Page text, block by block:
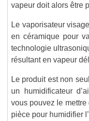
vapeur doit alors être
Le vaporisateur
en céramique pour
technologie
résultant en vapeur
Le produit est non
un humidificateur
vous pouvez le
pièce pour humidifier